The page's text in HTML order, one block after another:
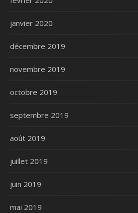
janvier 2020
décembre 2019
novembre 2019
octobre 2019
septembre 2019
août 2019
juillet 2019
juin 2019
mai 2019